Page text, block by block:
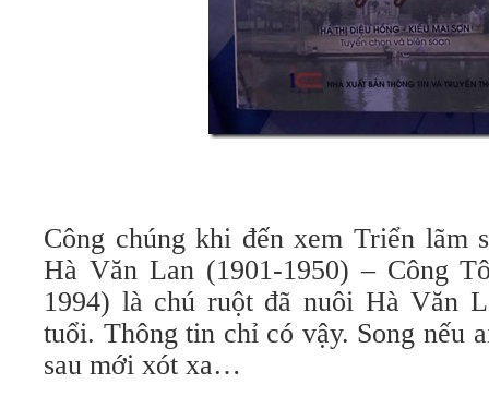
Công chúng khi đến xem Triển lãm
Hà Văn Lan (1901-1950) – Công
1994) là chú ruột đã nuôi Hà Văn
tuổi. Thông tin chỉ có vậy. Song nếu
sau mới xót xa…